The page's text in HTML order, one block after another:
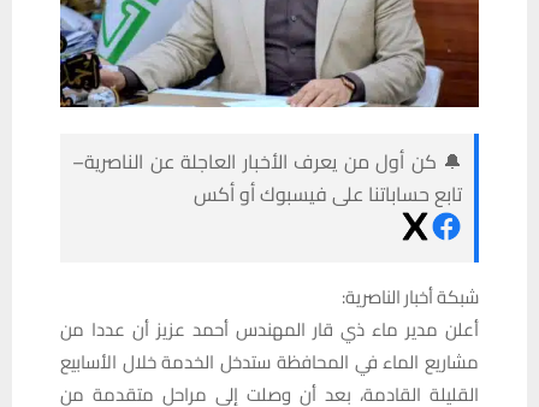
🔔 كن أول من يعرف الأخبار العاجلة عن الناصرية–
تابع حساباتنا على فيسبوك أو أكس
شبكة أخبار الناصرية:
أعلن مدير ماء ذي قار المهندس أحمد عزيز أن عددا من
مشاريع الماء في المحافظة ستدخل الخدمة خلال الأسابيع
القليلة القادمة، بعد أن وصلت إلى مراحل متقدمة من